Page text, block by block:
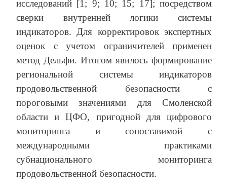
исследований [1; 9; 10; 15; 17]; посредством
сверки внутренней логики системы
индикаторов. Для корректировок экспертных
оценок с учетом ограничителей применен
метод Дельфи. Итогом явилось формирование
региональной системы индикаторов
продовольственной безопасности с
пороговыми значениями для Смоленской
области и ЦФО, пригодной для цифрового
мониторинга и сопоставимой с
международными практиками
субнационального мониторинга
продовольственной безопасности.